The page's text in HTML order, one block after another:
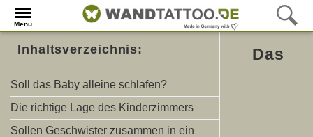
Menü
Inhaltsverzeichnis:
Soll das Baby alleine schlafen?
Die richtige Lage des Kinderzimmers
Sollen Geschwister zusammen in ein
Das